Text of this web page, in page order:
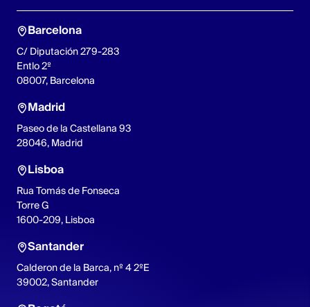
Barcelona
C/ Diputación 279-283
Entlo 2º
08007, Barcelona
Madrid
Paseo de la Castellana 93
28046, Madrid
Lisboa
Rua Tomás de Fonseca
Torre G
1600-209, Lisboa
Santander
Calderon de la Barca, nº 4 2ºE
39002, Santander